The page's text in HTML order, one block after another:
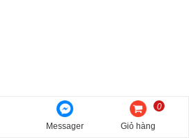
Messager Giỏ hàng
0